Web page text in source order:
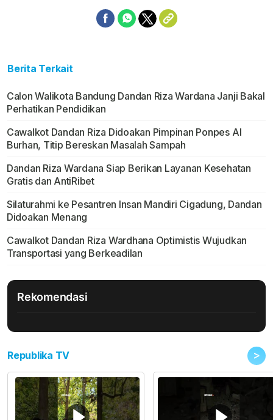
Berita Terkait
Calon Walikota Bandung Dandan Riza Wardana Janji Bakal
Perhatikan Pendidikan
Cawalkot Dandan Riza Didoakan Pimpinan Ponpes Al
Burhan, Titip Bereskan Masalah Sampah
Dandan Riza Wardana Siap Berikan Layanan Kesehatan
Gratis dan AntiRibet
Silaturahmi ke Pesantren Insan Mandiri Cigadung, Dandan
Didoakan Menang
Cawalkot Dandan Riza Wardhana Optimistis Wujudkan
Transportasi yang Berkeadilan
Rekomendasi
Republika TV >